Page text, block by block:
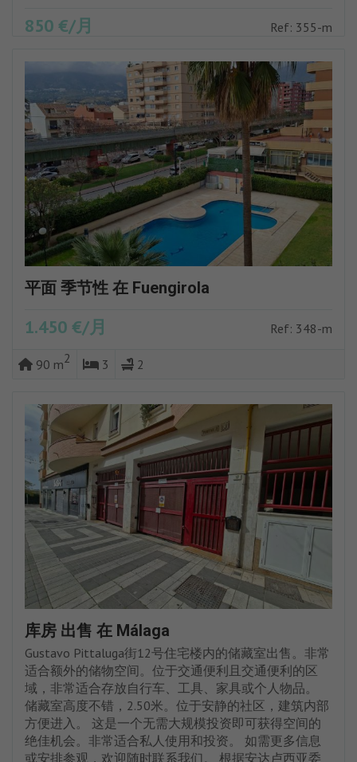
850 €/月 Ref: 355-m
平面 季节性 在 Fuengirola
1.450 €/月 Ref: 348-m
90 m2 3 2
库房 出售 在 Málaga
Gustavo Pittaluga街12号住宅楼内的储藏室出售。非常
适合额外的储物空间。位于交通便利且交通便利的区
域，非常适合存放自行车、工具、家具或个人物品。
储藏室高度不错，2.50米。位于安静的社区，建筑内部
方便进入。 这是一个无需大规模投资即可获得空间的
绝佳机会。非常适合私人使用和投资。 如需更多信息
或安排参观，欢迎随时联系我们。 根据安达卢西亚委